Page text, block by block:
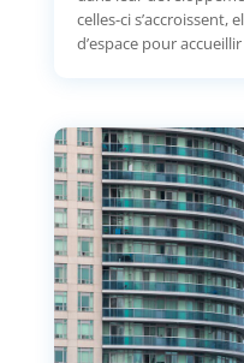
celles-ci s’accroissent,
d’espace pour